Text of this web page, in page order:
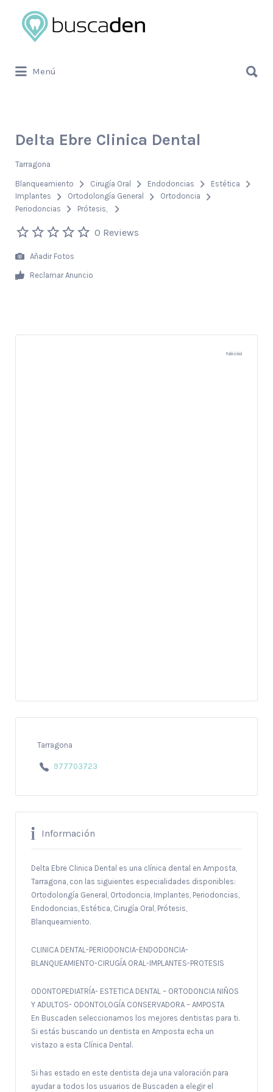
Buscar
por:
Menú
por:
Delta Ebre Clinica Dental
Tarragona
Blanqueamiento Cirugía Oral Endodoncias
Estética
Implantes
Ortodolongía General
Ortodoncia
Periodoncias
Prótesis
0 Reviews
Añadir Fotos
Reclamar Anuncio
Publicidad
Tarragona
977703723
Información
Delta Ebre Clinica Dental es una clínica dental en Amposta,
Tarragona, con las siguientes especialidades disponibles:
Ortodolongía General, Ortodoncia, Implantes, Periodoncias,
Endodoncias, Estética, Cirugía Oral, Prótesis,
Blanqueamiento.
CLINICA DENTAL-PERIODONCIA-ENDODONCIA-
BLANQUEAMIENTO-CIRUGÍA ORAL-IMPLANTES-PROTESIS
ODONTOPEDIATRÍA- ESTETICA DENTAL – ORTODONCIA NIÑOS
Y ADULTOS- ODONTOLOGÍA CONSERVADORA – AMPOSTA
En Buscaden seleccionamos los mejores dentistas para ti.
Si estás buscando un dentista en Amposta echa un
vistazo a esta Clínica Dental.
Si has estado en este dentista deja una valoración para
ayudar a todos los usuarios de Buscaden a elegir el